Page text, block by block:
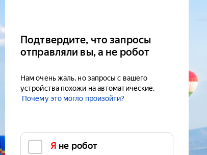
Подтвердите, что запросы
отправляли вы, а не робот
Нам очень жаль, но запросы с вашего
устройства похожи на автоматические.
Почему это могло произойти?
Я не робот